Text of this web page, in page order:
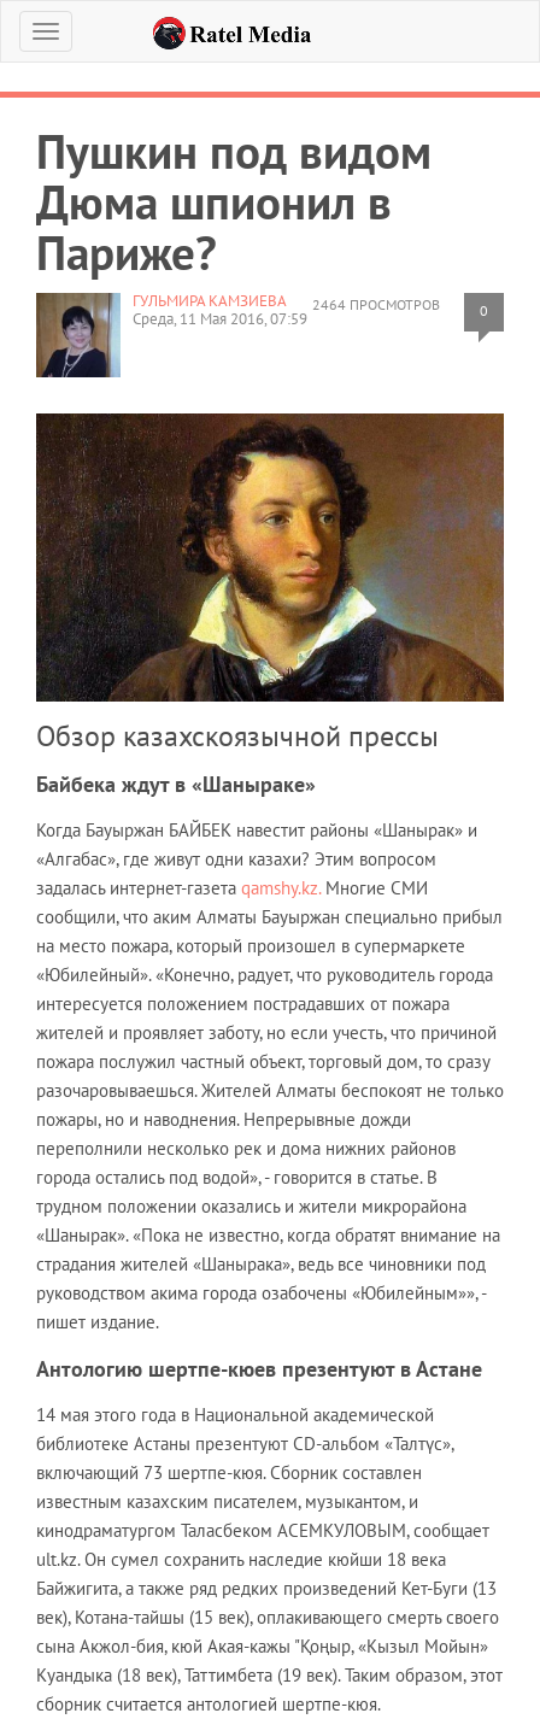
Меню
Пушкин под видом
Дюма шпионил в
Париже?
2464 ПРОСМОТРОВ 0
ГУЛЬМИРА КАМЗИЕВА
Среда, 11 Мая 2016, 07:59
Обзор казахскоязычной прессы
Байбека ждут в «Шаныраке»
Когда Бауыржан БАЙБЕК навестит районы «Шанырак» и
«Алгабас», где живут одни казахи? Этим вопросом
задалась интернет-газета qamshy.kz.Многие СМИ
сообщили, что аким Алматы Бауыржан специально прибыл
на место пожара, который произошел в супермаркете
«Юбилейный». «Конечно, радует, что руководитель города
интересуется положением пострадавших от пожара
жителей и проявляет заботу, но если учесть, что причиной
пожара послужил частный объект, торговый дом, то сразу
разочаровываешься. Жителей Алматы беспокоят не только
пожары, но и наводнения. Непрерывные дожди
переполнили несколько рек и дома нижних районов
города остались под водой», - говорится в статье. В
трудном положении оказались и жители микрорайона
«Шанырак». «Пока не известно, когда обратят внимание на
страдания жителей «Шанырака», ведь все чиновники под
руководством акима города озабочены «Юбилейным»», -
пишет издание.
Антологию шертпе-кюев презентуют в Астане
14 мая этого года в Национальной академической
библиотеке Астаны презентуют CD-альбом «Талтүс»,
включающий 73 шертпе-кюя. Сборник составлен
известным казахским писателем, музыкантом, и
кинодраматургом Таласбеком АСЕМКУЛОВЫМ, сообщает
ult.kz. Он сумел сохранить наследие кюйши 18 века
Байжигита, а также ряд редких произведений Кет-Буги (13
век), Котана-тайшы (15 век), оплакивающего смерть своего
сына Акжол-бия, кюй Акая-кажы "Қоңыр, «Кызыл Мойын»
Куандыка (18 век), Таттимбета (19 век). Таким образом, этот
сборник считается антологией шертпе-кюя.